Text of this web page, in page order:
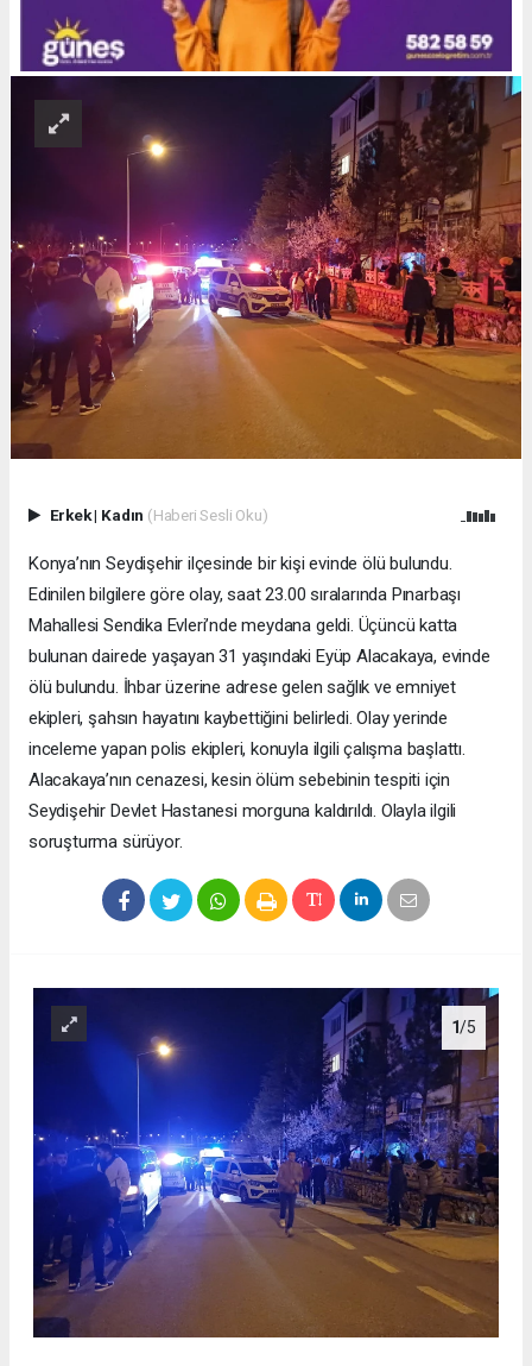
Erkek| Kadın (Haberi Sesli Oku)
Konya’nın Seydişehir ilçesinde bir kişi evinde ölü bulundu.
Edinilen bilgilere göre olay, saat 23.00 sıralarında Pınarbaşı
Mahallesi Sendika Evleri’nde meydana geldi. Üçüncü katta
bulunan dairede yaşayan 31 yaşındaki Eyüp Alacakaya, evinde
ölü bulundu. İhbar üzerine adrese gelen sağlık ve emniyet
ekipleri, şahsın hayatını kaybettiğini belirledi. Olay yerinde
inceleme yapan polis ekipleri, konuyla ilgili çalışma başlattı.
Alacakaya’nın cenazesi, kesin ölüm sebebinin tespiti için
Seydişehir Devlet Hastanesi morguna kaldırıldı. Olayla ilgili
soruşturma sürüyor.
1/5